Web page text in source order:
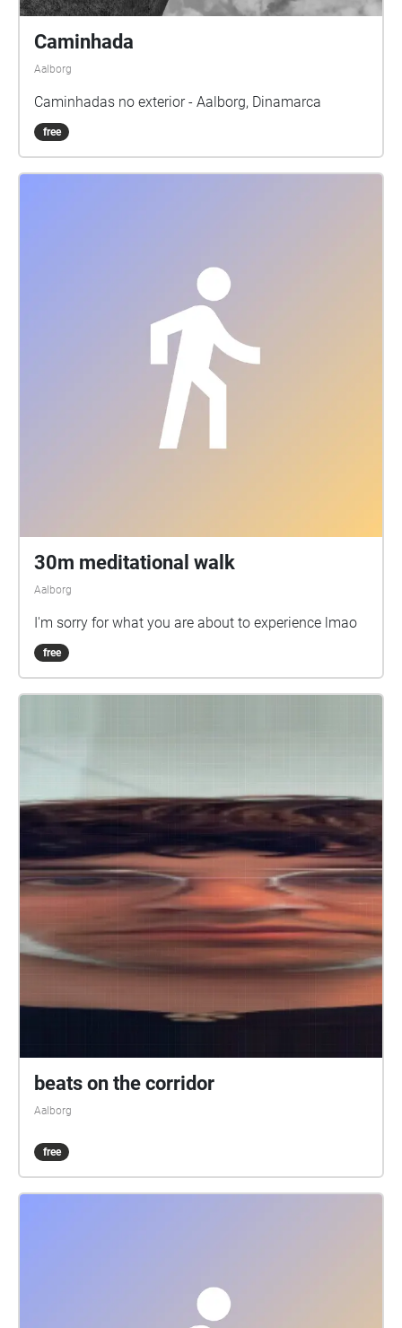
Caminhada
Aalborg
Caminhadas no exterior - Aalborg, Dinamarca
free
30m meditational walk
Aalborg
I'm sorry for what you are about to experience lmao
free
beats on the corridor
Aalborg
free